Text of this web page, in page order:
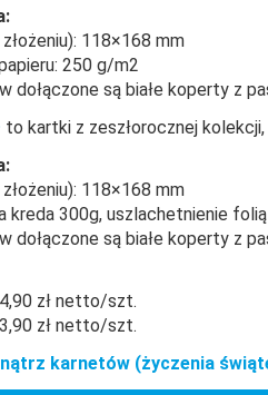
118×168 mm
250 g/m2
dołączone są białe koperty z
to kartki z zeszłorocznej
118×168 mm
kreda 300g, uszlachetnienie
dołączone są białe koperty z
zł netto/szt.
zł netto/szt.
karnetów (życzenia